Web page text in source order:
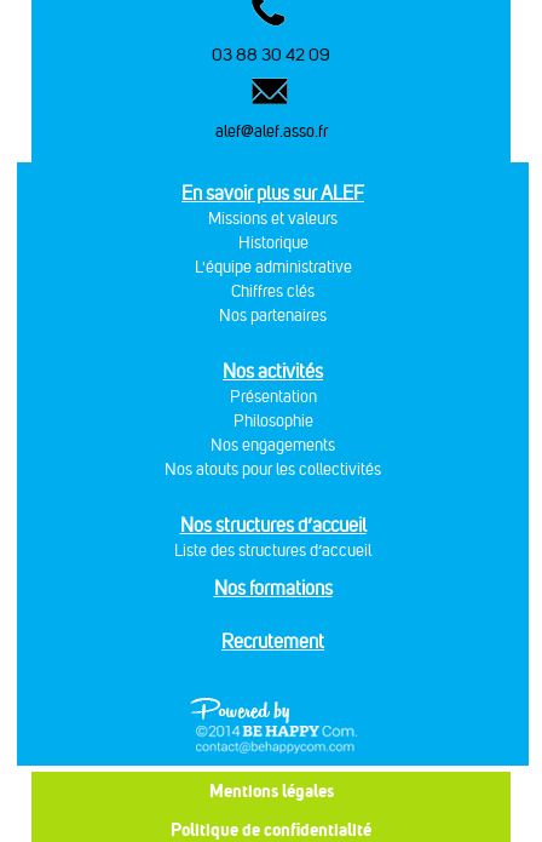
03 88 30 42 09
alef@alef.asso.fr
En savoir plus sur ALEF
Missions et valeurs
Historique
L'équipe administrative
Chiffres clés
Nos partenaires
Nos activités
Présentation
Philosophie
Nos engagements
Nos atouts pour les collectivités
Nos structures d’accueil
Liste des structures d’accueil
Nos formations
Recrutement
Mentions légales
Politique de confidentialité